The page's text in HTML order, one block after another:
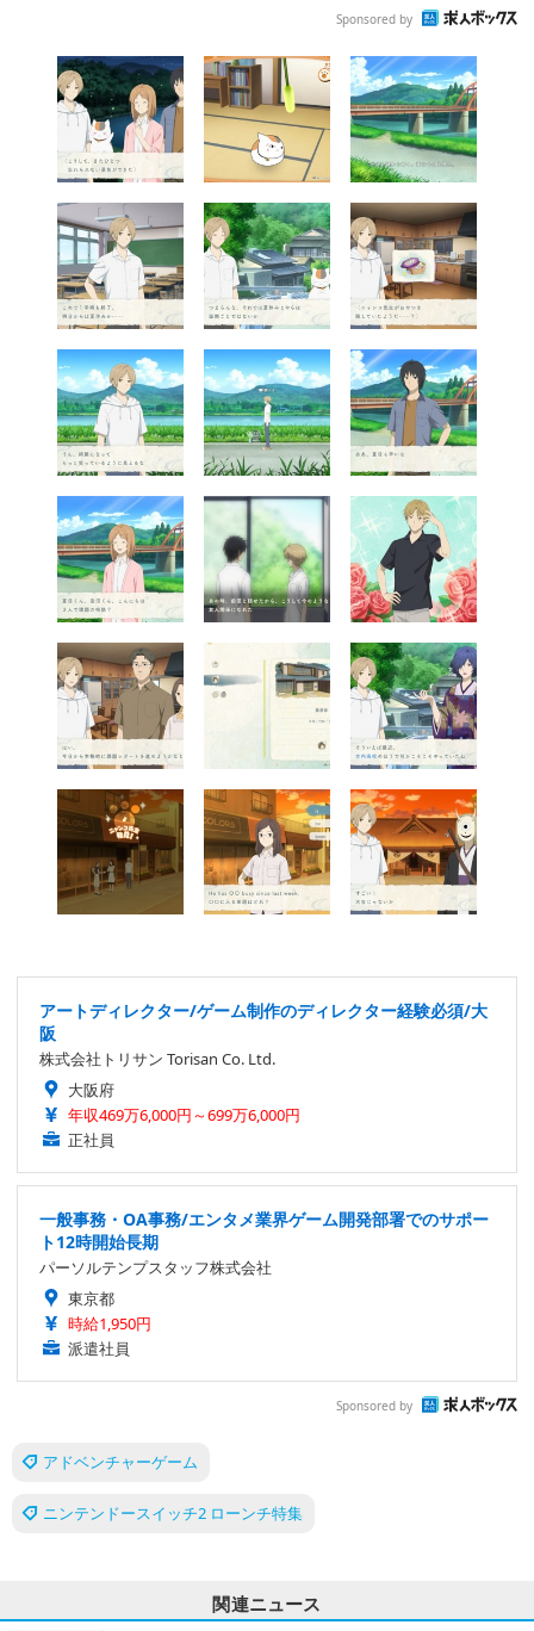
Sponsored by
アートディレクター/ゲーム制作のディレクター経験必須/大
阪
株式会社トリサン Torisan Co. Ltd.
大阪府
年収469万6,000円～699万6,000円
正社員
一般事務・OA事務/エンタメ業界ゲーム開発部署でのサポー
ト12時開始長期
パーソルテンプスタッフ株式会社
東京都
時給1,950円
派遣社員
Sponsored by
アドベンチャーゲーム
ニンテンドースイッチ2 ローンチ特集
関連ニュース